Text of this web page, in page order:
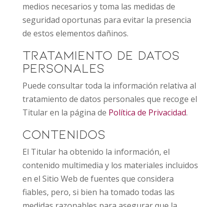
medios necesarios y toma las medidas de
seguridad oportunas para evitar la presencia
de estos elementos dañinos.
Tratamiento de Datos
Personales
Puede consultar toda la información relativa al
tratamiento de datos personales que recoge el
Titular en la página de Política de Privacidad.
Contenidos
El Titular ha obtenido la información, el
contenido multimedia y los materiales incluidos
en el Sitio Web de fuentes que considera
fiables, pero, si bien ha tomado todas las